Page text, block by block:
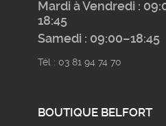
Mardi à Vendredi :
18:45
Samedi : 09:00–18:45
Tél : 03 81 94 74 70
BOUTIQUE BELFORT